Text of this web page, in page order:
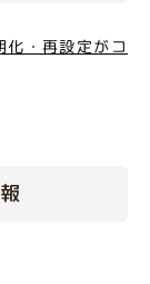
・再設定がコ